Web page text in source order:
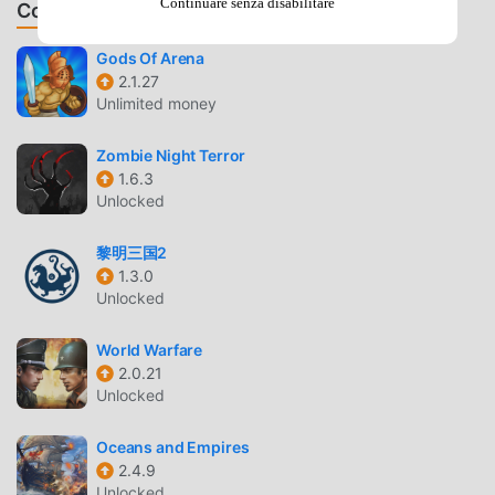
installing your towers!● 13 smartly-designed enemy
units.Resisting aggression and fighting for the glory of
your country! Little commanders, are you ready to defense
your territory?
LITTLE COMMANDER 2 INTRODUZIONE
Little Commander 2 Essendo un gioco strategy molto
popolare di recente, ha guadagnato molti fan in tutto il
questo gioco, come il più grande sito di download di giochi
gratuiti per mod apk al mondo, moddroid è la tua scelta
migliore. moddroid non solo ti fornisce l'ultima versione di
Little Commander 2 1.8.6gratuitamente, ma fornisce anche
Freemod gratuitamente, aiutandoti a salvare l'attività
meccanica ripetitiva nel gioco, così puoi concentrarti sul
promette che qualsiasi mod di Little Commander 2 non
addebiterà alcuna commissione ai giocatori ed è sicura al
Consiglia Giochi & App
Gods Of Arena
2.1.27
Unlimited money
Zombie Night Terror
1.6.3
Unlocked
黎明三国2
1.3.0
Unlocked
World Warfare
2.0.21
Unlocked
Oceans and Empires
2.4.9